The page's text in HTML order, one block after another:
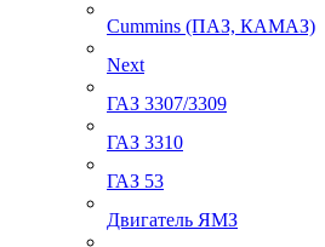
Cummins (ПАЗ, КАМАЗ)
Next
ГАЗ 3307/3309
ГАЗ 3310
ГАЗ 53
Двигатель ЯМЗ